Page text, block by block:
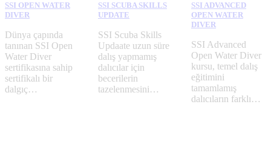
SSI OPEN WATER
DIVER
Dünya çapında
tanınan SSI Open
Water Diver
sertifikasına sahip
sertifikalı bir
dalgıç…
SSI SCUBA SKILLS
UPDATE
SSI Scuba Skills
Updaate uzun süre
dalış yapmamış
dalıcılar için
becerilerin
tazelenmesini…
SSI ADVANCED
OPEN WATER
DIVER
SSI Advanced
Open Water Diver
kursu, temel dalış
eğitimini
tamamlamış
dalıcıların farklı…